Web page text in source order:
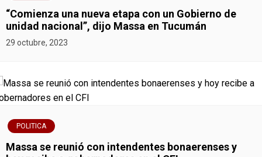
“Comienza una nueva etapa con un Gobierno de
unidad nacional”, dijo Massa en Tucumán
29 octubre, 2023
POLITICA
Massa se reunió con intendentes bonaerenses y